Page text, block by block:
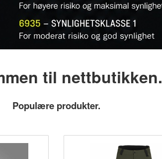
til nettbutikken.
Populære produkter.